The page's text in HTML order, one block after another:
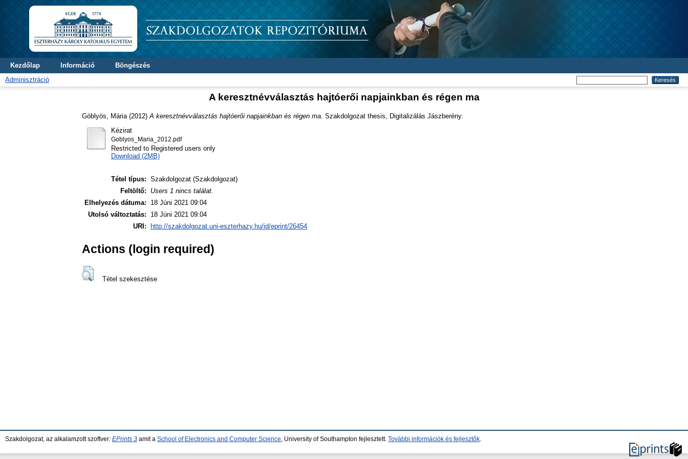
Kezdőlap Információ
Böngészés
Adminisztráció
A keresztnévválasztás hajtóerői napjainkban és régen ma
Göblyös, Mária (2012) A keresztnévválasztás hajtóerői napjainkban és régen ma. Szakdolgozat thesis, Digitalizálás Jászberény.
Kézirat
Goblyos_Maria_2012.pdf
Restricted to Registered users only
Download (2MB)
Tétel típus: Szakdolgozat (Szakdolgozat)
Feltöltő:
Users 1 nincs találat.
Elhelyezés dátuma:
18 Júni 2021 09:04
Utolsó változtatás:
18 Júni 2021 09:04
URI:
http://szakdolgozat.uni-eszterhazy.hu/id/eprint/26454
Actions (login required)
Tétel szekesztése
Szakdolgozat, az alkalamzott szoftver: EPrints 3 amit a School of Electronics and Computer Science , University of Southampton fejlesztett. További információk és fejlesztők